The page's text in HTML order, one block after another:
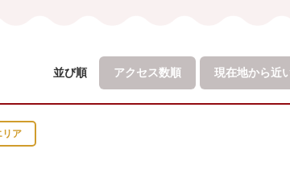
並び順 アクセス数順 現在地から近
リア